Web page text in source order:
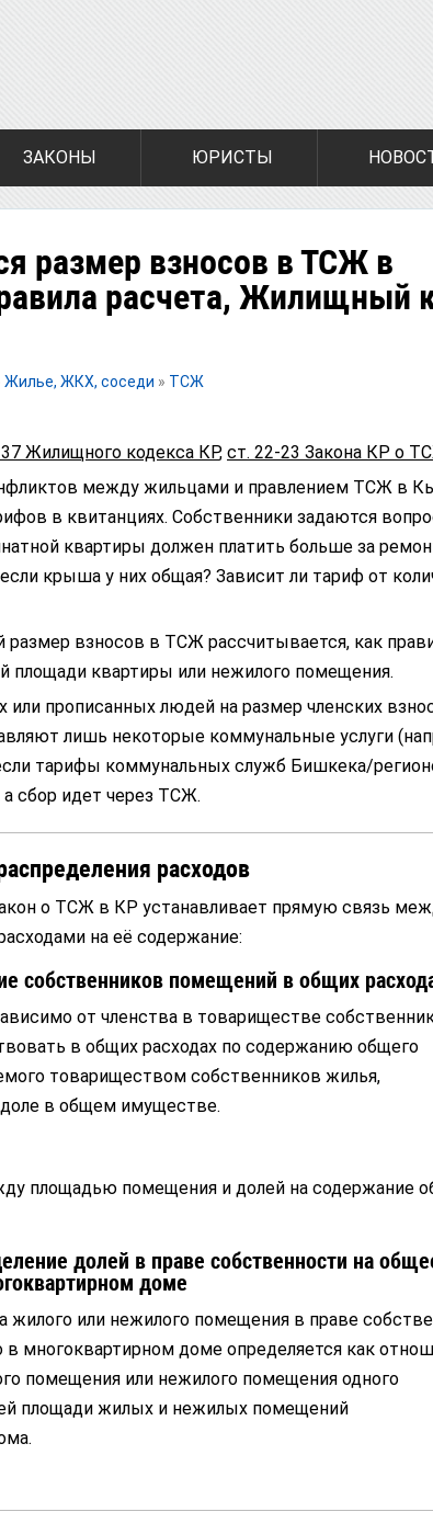
ЗАКОНЫ ЮРИСТЫ
размер взносов в ТСЖ в
расчета, Жилищный
Жилье, ЖКХ, соседи » ТСЖ
Жилищного кодекса КР, ст. 22-23 Закона КР о
между жильцами и правлением ТСЖ в
в квитанциях. Собственники задаются
квартиры должен платить больше за
крыша у них общая? Зависит ли тариф от
размер взносов в ТСЖ рассчитывается, как
площади квартиры или нежилого помещения.
прописанных людей на размер членских
лишь некоторые коммунальные услуги
тарифы коммунальных служб Бишкека/
сбор идет через ТСЖ.
расходов
о ТСЖ в КР устанавливает прямую связь
на её содержание:
собственников помещений в общих
от членства в товариществе
в общих расходах по содержанию общего
товариществом собственников жилья,
доле в общем имуществе.
площадью помещения и долей на содержание
долей в праве собственности на
доме
жилого или нежилого помещения в праве
многоквартирном доме определяется как
помещения или нежилого помещения одного
площади жилых и нежилых помещений